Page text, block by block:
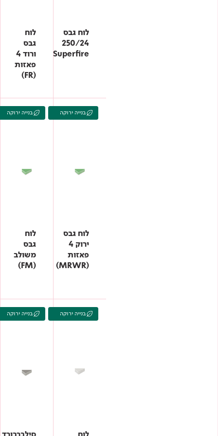
לוח גבס
250/24
Superfire
לוח
גבס
ורוד 4
פאזות
(FR)
בנייה ירוקה
לוח גבס
ירוק 4
פאזות
(MRWR)
בנייה ירוקה
לוח
גבס
משולב
(FM)
בנייה ירוקה
לוח
בנייה ירוקה
סילברבורד